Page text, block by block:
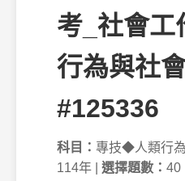
考_社會工
行為與社
#125336
科目： 專技◆人類行
114年 | 選擇題數： 40 |